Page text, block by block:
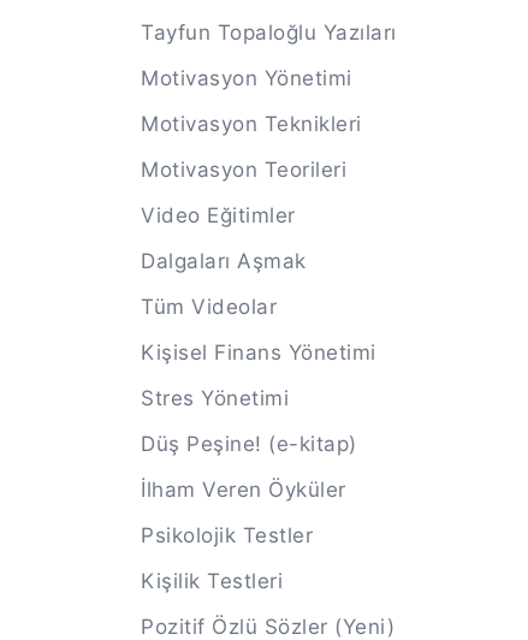
Tayfun Topaloğlu Yazıları
Motivasyon Yönetimi
Motivasyon Teknikleri
Motivasyon Teorileri
Video Eğitimler
Dalgaları Aşmak
Tüm Videolar
Kişisel Finans Yönetimi
Stres Yönetimi
Düş Peşine! (e-kitap)
İlham Veren Öyküler
Psikolojik Testler
Kişilik Testleri
Pozitif Özlü Sözler (Yeni)